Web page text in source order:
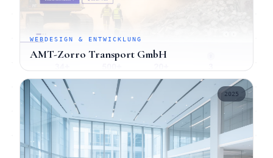
WEBDESIGN & ENTWICKLUNG
AMT-Zorro Transport GmbH
2025